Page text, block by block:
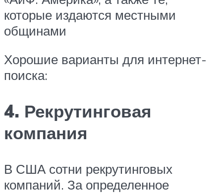
которые издаются местными
общинами
Хорошие варианты для интернет-
поиска:
4. Рекрутинговая
компания
В США сотни рекрутинговых
компаний. За определенное